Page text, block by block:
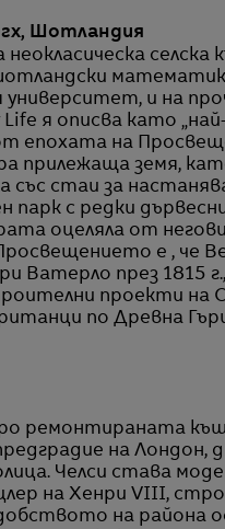
Шотландия
неокласическа
и на
я описва като
епохата на
прилежаща земя,
със стаи за
парк с редки
оцеляла от
е , че
Ватерло през 1815
проекти
по Древна
ремонтираната
на
Челси става
на Хенри VIII,
на района